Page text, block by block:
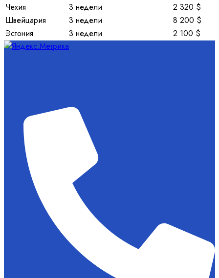
Чехия
3 недели
2 320 $
Швейцария
3 недели
8 200 $
Эстония
3 недели 2 100 $